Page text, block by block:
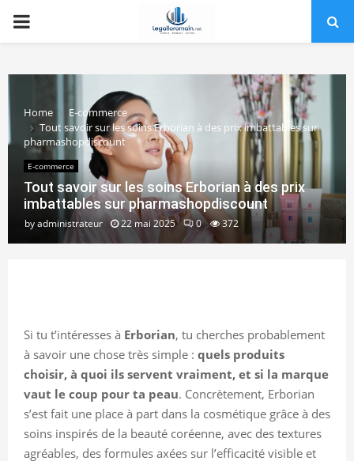
PRIMARY
Home
E-commerce
Tout savoir sur les soins Erborian à des prix imbattables sur
pharmashopdiscount
E-commerce
Tout savoir sur les soins Erborian à des prix
imbattables sur pharmashopdiscount
byadministrateur 22 mai 2025 0 372
Si tu t’intéresses à Erborian, tu cherches probablement
à savoir une chose très simple : quels produits
choisir, à quoi ils servent vraiment, et si la marque
vaut le coup pour ta peau. Concrètement, Erborian
s’est fait une place à part dans la cosmétique grâce à des
soins inspirés de la beauté coréenne, avec des textures
agréables, des formules axées sur l’efficacité visible et